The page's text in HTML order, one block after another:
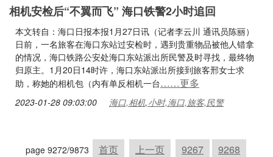
相机安检后“不翼而飞” 海口铁警2小时追回
本文转自：海口日报本报1月27日讯（记者李云川 通讯员陈丽）
日前，一名旅客在海口东站过安检时，遇到贵重物品被他人错拿
的情况，海口铁路公安处海口东站派出所民警及时寻找，最终物
归原主。1月20日14时许，海口东站派出所接到旅客邢女士求
助，称她的相机包（内有单反相机一台……更多
2023-01-28 09:03:00 海口,相机,小时,海口,旅客,民警
page 9272/9873 首页 上一页 9267
9268